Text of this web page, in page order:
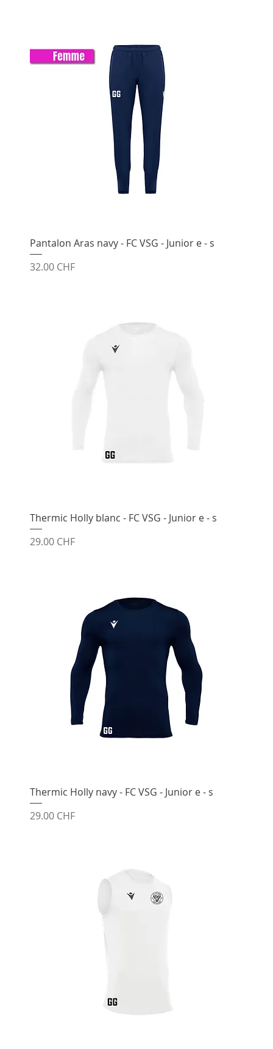
Pantalon Aras navy - FC VSG - Junior e - s
Prix
32.00 CHF
Thermic Holly blanc - FC VSG - Junior e - s
Prix
29.00 CHF
Thermic Holly navy - FC VSG - Junior e - s
Prix
29.00 CHF